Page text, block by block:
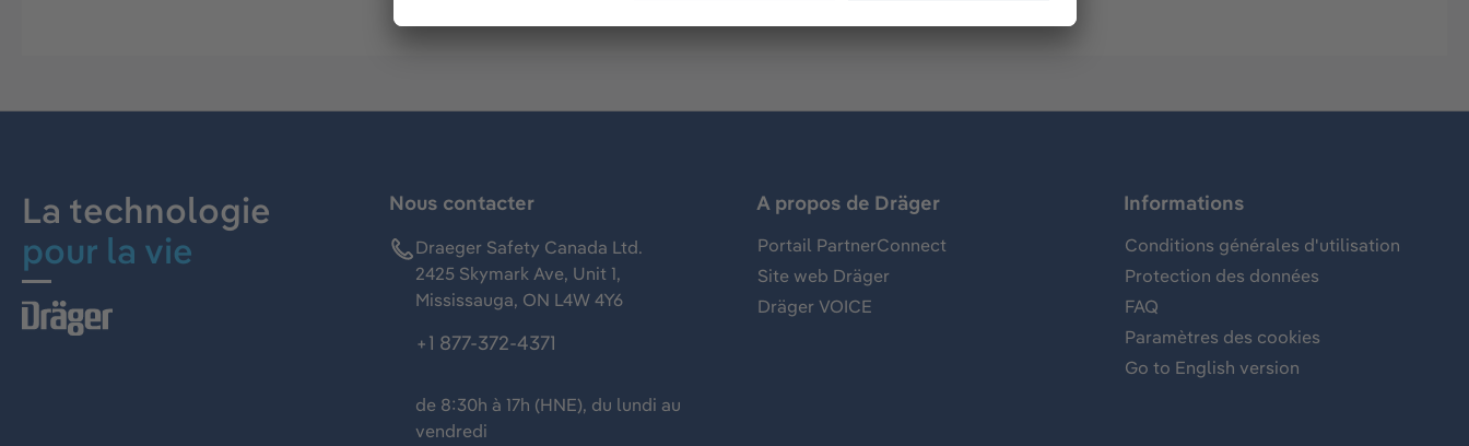
La technologie
pour la vie
Nous contacter
Draeger Safety Canada Ltd.
2425 Skymark Ave, Unit 1,
Mississauga, ON L4W 4Y6
+1 877-372-4371
de 8:30h à 17h (HNE), du lundi au
vendredi
A propos de Dräger
Portail PartnerConnect
Site web Dräger
Dräger VOICE
Informations
Conditions générales d'utilisation
Protection des données
FAQ
Paramètres des cookies
Go to English version